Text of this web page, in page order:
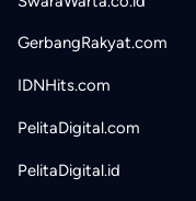
GerbangRakyat.com
IDNHits.com
PelitaDigital.com
PelitaDigital.id